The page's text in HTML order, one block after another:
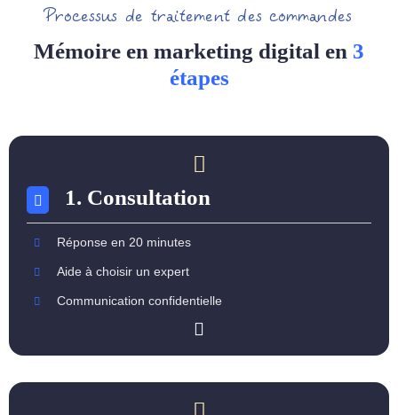
Processus de traitement des commandes
Mémoire en marketing digital en 3
étapes
1. Consultation
Réponse en 20 minutes
Aide à choisir un expert
Communication confidentielle